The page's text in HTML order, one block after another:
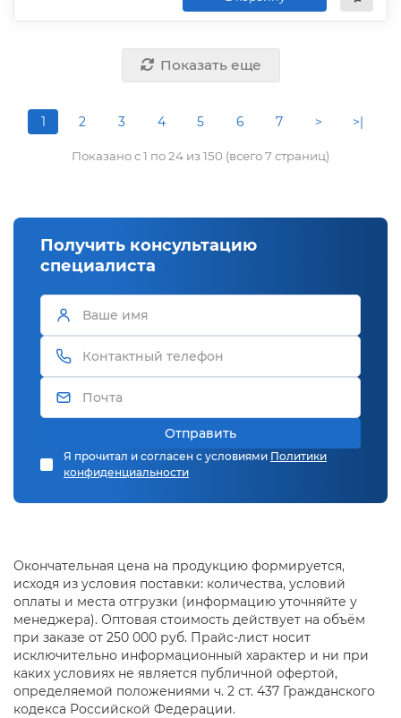
Показать еще
1 2 3 4 5 6 7 > >|
Показано с 1 по 24 из 150 (всего 7 страниц)
Получить консультацию
специалиста
Отправить
Я прочитал и согласен с условиями Политики
конфиденциальности
Окончательная цена на продукцию формируется,
исходя из условия поставки: количества, условий
оплаты и места отгрузки (информацию уточняйте у
менеджера). Оптовая стоимость действует на объём
при заказе от 250 000 руб. Прайс-лист носит
исключительно информационный характер и ни при
каких условиях не является публичной офертой,
определяемой положениями ч. 2 ст. 437 Гражданского
кодекса Российской Федерации.